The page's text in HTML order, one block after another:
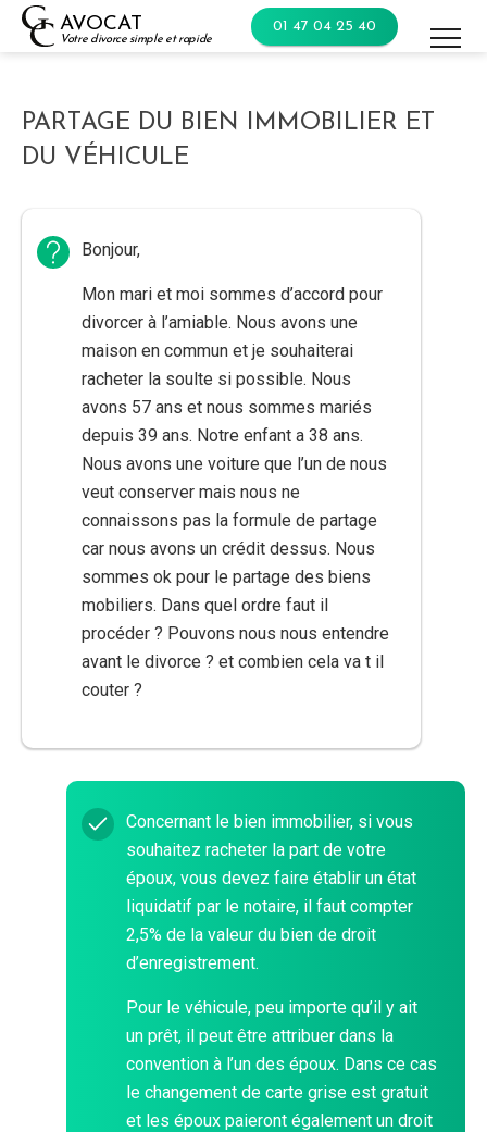
Skip
AVOCAT
Votre divorce simple et rapide
01 47 04 25 40
PARTAGE DU BIEN IMMOBILIER ET
DU VÉHICULE
Bonjour,
Mon mari et moi sommes d’accord pour
divorcer à l’amiable. Nous avons une
maison en commun et je souhaiterai
racheter la soulte si possible. Nous
avons 57 ans et nous sommes mariés
depuis 39 ans. Notre enfant a 38 ans.
Nous avons une voiture que l’un de nous
veut conserver mais nous ne
connaissons pas la formule de partage
car nous avons un crédit dessus. Nous
sommes ok pour le partage des biens
mobiliers. Dans quel ordre faut il
procéder ? Pouvons nous nous entendre
avant le divorce ? et combien cela va t il
couter ?
Concernant le bien immobilier, si vous
souhaitez racheter la part de votre
époux, vous devez faire établir un état
liquidatif par le notaire, il faut compter
2,5% de la valeur du bien de droit
d’enregistrement.
Pour le véhicule, peu importe qu’il y ait
un prêt, il peut être attribuer dans la
convention à l’un des époux. Dans ce cas
le changement de carte grise est gratuit
et les époux paieront également un droit